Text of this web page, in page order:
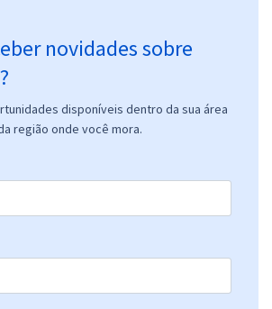
novidades sobre
disponíveis dentro da sua área
região onde você mora.